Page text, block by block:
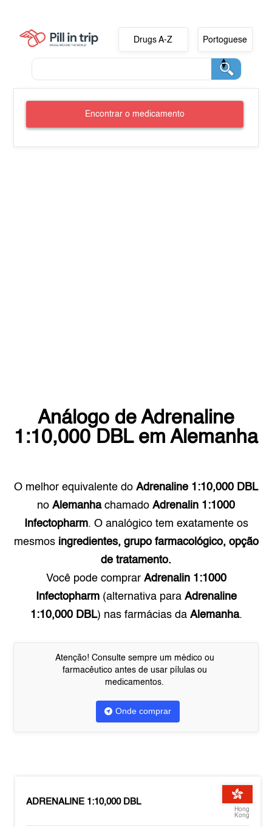
Drugs A-Z Portoguese
Encontrar o medicamento
Análogo de Adrenaline
1:10,000 DBLem Alemanha
O melhor equivalente do Adrenaline 1:10,000 DBL
no Alemanhachamado Adrenalin 1:1000
Infectopharm. O analógico tem exatamente os
mesmos ingredientes, grupo farmacológico, opção
de tratamento.
Você pode comprar Adrenalin 1:1000
Infectopharm(alternativa para Adrenaline
1:10,000 DBL) nas farmácias da Alemanha.
Atenção! Consulte sempre um médico ou
farmacêutico antes de usar pílulas ou
medicamentos.
Onde comprar
ADRENALINE 1:10,000 DBL
Hong
Kong